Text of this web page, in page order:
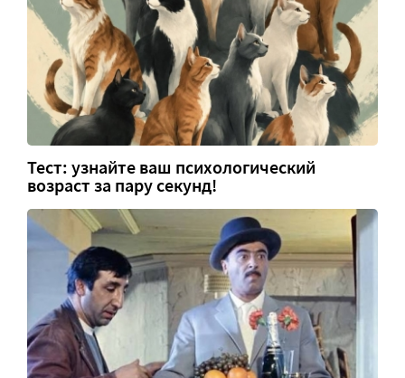
Тест: узнайте ваш психологический
возраст за пару секунд!